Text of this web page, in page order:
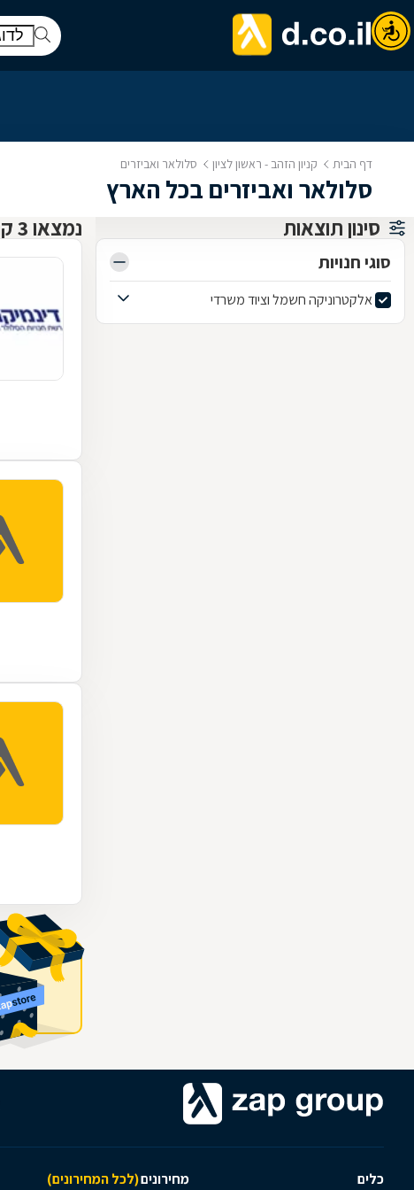
דף הבית קניון הזהב - ראשון לציון סלולאר ואביזרים
סלולאר ואביזרים בכל הארץ
סינון תוצאות
סוגי חנויות
אלקטרוניקה חשמל וציוד משרדי
נמצאו 3 קניון הזהב - ראשון לציון
כלים מחירונים(לכל המחירונים)